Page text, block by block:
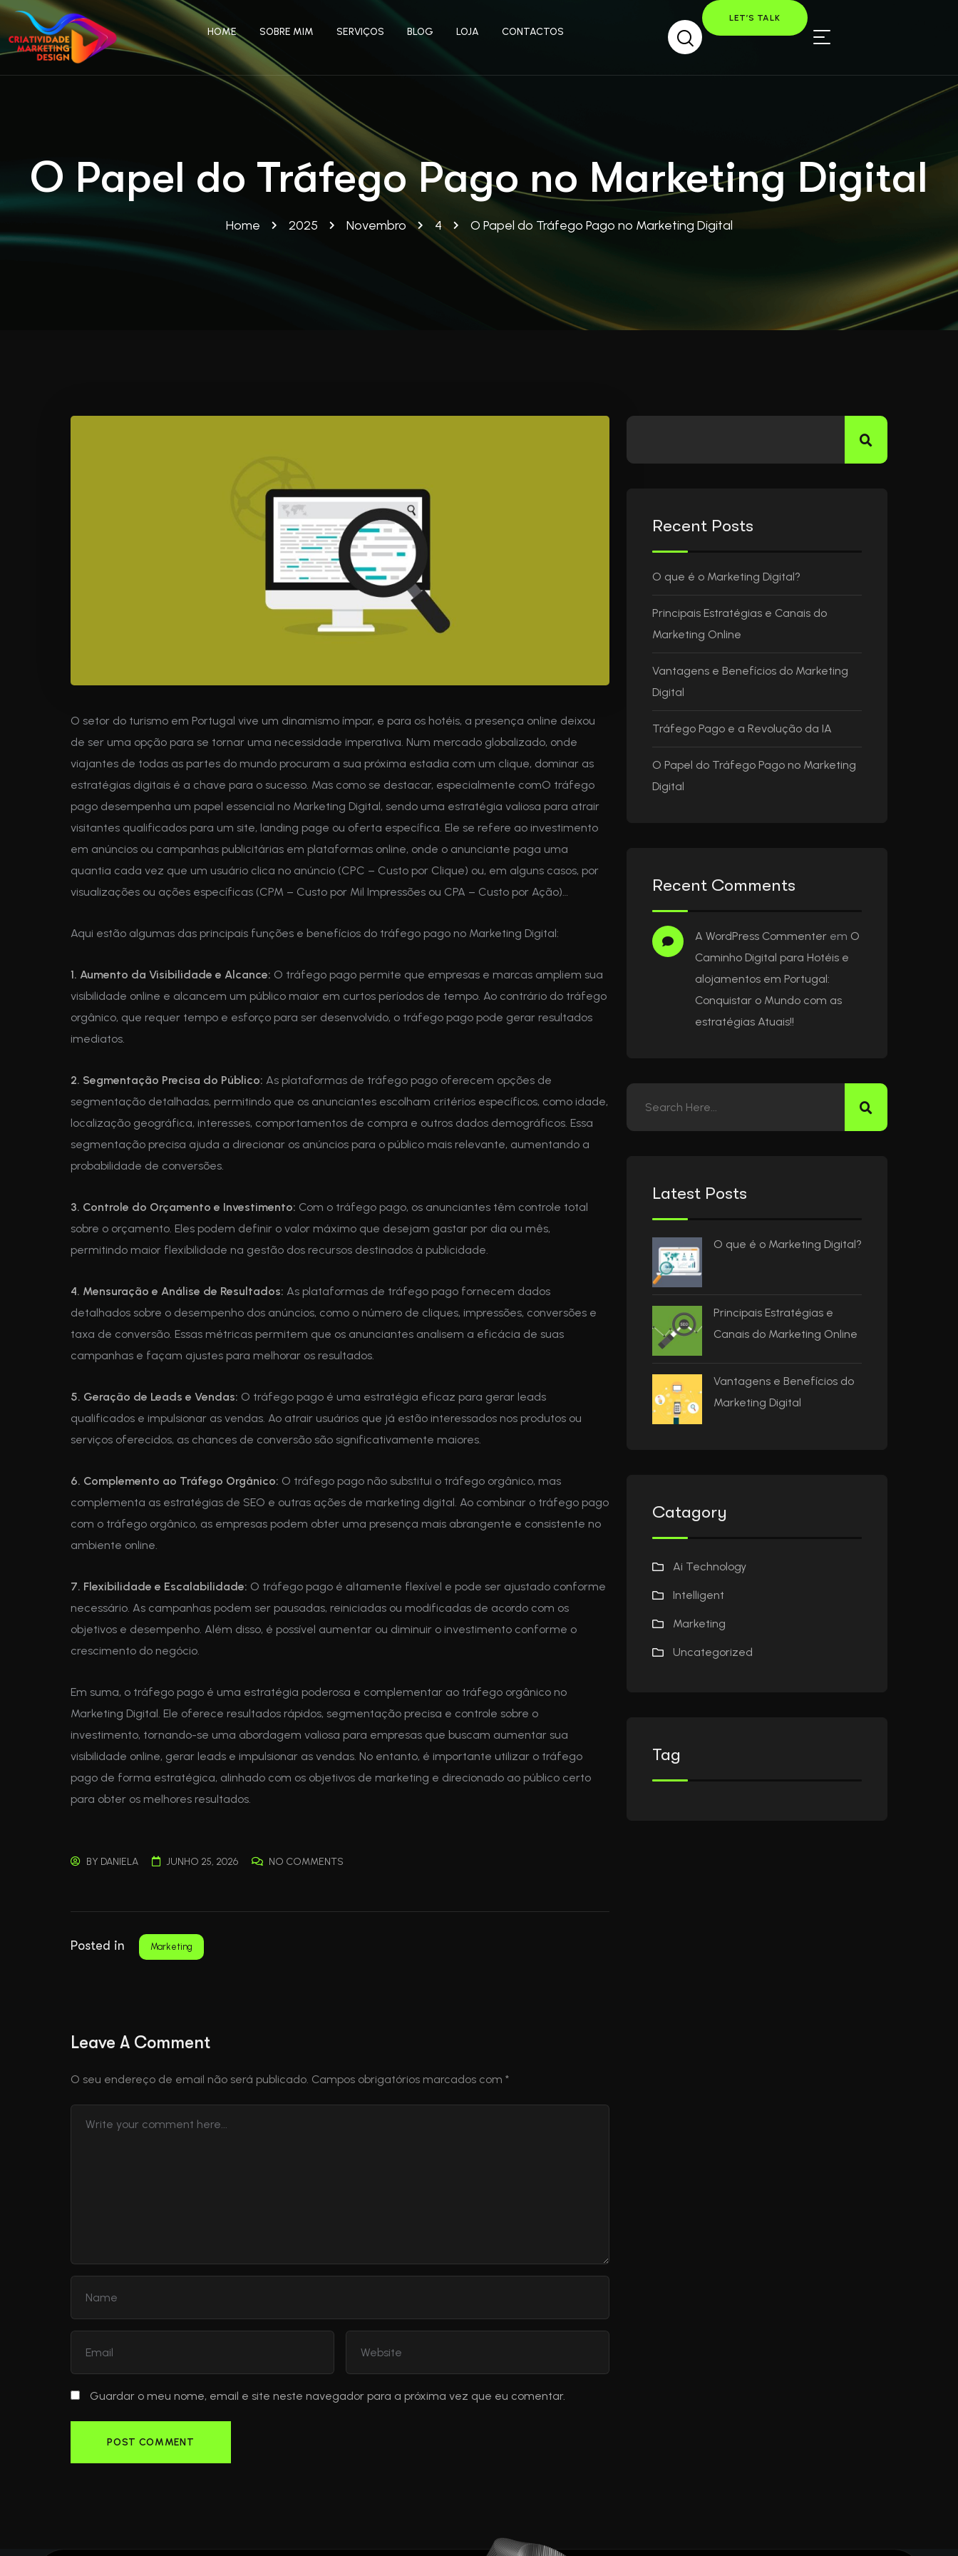
HOME SOBRE MIM SERVIÇOS BLOG LOJA CONTACTOS
LET’S TALK
O Papel do Tráfego Pago no Marketing Digital
Home 2025 Novembro 4 O Papel do Tráfego Pago no Marketing Digital
O setor do turismo em Portugal vive um dinamismo ímpar, e para os hotéis, a presença online deixou
de ser uma opção para se tornar uma necessidade imperativa. Num mercado globalizado, onde
viajantes de todas as partes do mundo procuram a sua próxima estadia com um clique, dominar as
estratégias digitais é a chave para o sucesso. Mas como se destacar, especialmente comO tráfego
pago desempenha um papel essencial no Marketing Digital, sendo uma estratégia valiosa para atrair
visitantes qualificados para um site, landing page ou oferta específica. Ele se refere ao investimento
em anúncios ou campanhas publicitárias em plataformas online, onde o anunciante paga uma
quantia cada vez que um usuário clica no anúncio (CPC – Custo por Clique) ou, em alguns casos, por
visualizações ou ações específicas (CPM – Custo por Mil Impressões ou CPA – Custo por Ação)…
Aqui estão algumas das principais funções e benefícios do tráfego pago no Marketing Digital:
1. Aumento da Visibilidade e Alcance: O tráfego pago permite que empresas e marcas ampliem sua
visibilidade online e alcancem um público maior em curtos períodos de tempo. Ao contrário do tráfego
orgânico, que requer tempo e esforço para ser desenvolvido, o tráfego pago pode gerar resultados
imediatos.
2. Segmentação Precisa do Público: As plataformas de tráfego pago oferecem opções de
segmentação detalhadas, permitindo que os anunciantes escolham critérios específicos, como idade,
localização geográfica, interesses, comportamentos de compra e outros dados demográficos. Essa
segmentação precisa ajuda a direcionar os anúncios para o público mais relevante, aumentando a
probabilidade de conversões.
3. Controle do Orçamento e Investimento: Com o tráfego pago, os anunciantes têm controle total
sobre o orçamento. Eles podem definir o valor máximo que desejam gastar por dia ou mês,
permitindo maior flexibilidade na gestão dos recursos destinados à publicidade.
4. Mensuração e Análise de Resultados: As plataformas de tráfego pago fornecem dados
detalhados sobre o desempenho dos anúncios, como o número de cliques, impressões, conversões e
taxa de conversão. Essas métricas permitem que os anunciantes analisem a eficácia de suas
campanhas e façam ajustes para melhorar os resultados.
5. Geração de Leads e Vendas: O tráfego pago é uma estratégia eficaz para gerar leads
qualificados e impulsionar as vendas. Ao atrair usuários que já estão interessados nos produtos ou
serviços oferecidos, as chances de conversão são significativamente maiores.
6. Complemento ao Tráfego Orgânico: O tráfego pago não substitui o tráfego orgânico, mas
complementa as estratégias de SEO e outras ações de marketing digital. Ao combinar o tráfego pago
com o tráfego orgânico, as empresas podem obter uma presença mais abrangente e consistente no
ambiente online.
7. Flexibilidade e Escalabilidade: O tráfego pago é altamente flexível e pode ser ajustado conforme
necessário. As campanhas podem ser pausadas, reiniciadas ou modificadas de acordo com os
objetivos e desempenho. Além disso, é possível aumentar ou diminuir o investimento conforme o
crescimento do negócio.
Em suma, o tráfego pago é uma estratégia poderosa e complementar ao tráfego orgânico no
Marketing Digital. Ele oferece resultados rápidos, segmentação precisa e controle sobre o
investimento, tornando-se uma abordagem valiosa para empresas que buscam aumentar sua
visibilidade online, gerar leads e impulsionar as vendas. No entanto, é importante utilizar o tráfego
pago de forma estratégica, alinhado com os objetivos de marketing e direcionado ao público certo
para obter os melhores resultados.
BY DANIELA JUNHO 25, 2026 NO COMMENTS
Posted in Marketing
Leave A Comment
O seu endereço de email não será publicado. Campos obrigatórios marcados com *
Guardar o meu nome, email e site neste navegador para a próxima vez que eu comentar.
Recent Posts
O que é o Marketing Digital?
Principais Estratégias e Canais do
Marketing Online
Vantagens e Benefícios do Marketing
Digital
Tráfego Pago e a Revolução da IA
O Papel do Tráfego Pago no Marketing
Digital
Recent Comments
A WordPress Commenter em O
Caminho Digital para Hotéis e
alojamentos em Portugal:
Conquistar o Mundo com as
estratégias Atuais!!
Latest Posts
O que é o Marketing Digital?
Principais Estratégias e
Canais do Marketing Online
Vantagens e Benefícios do
Marketing Digital
Catagory
Ai Technology
Intelligent
Marketing
Uncategorized
Tag